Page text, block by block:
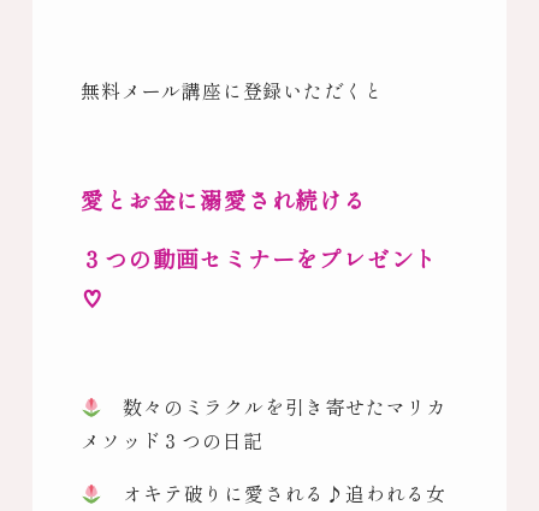
無料メール講座に登録いただくと
愛とお金に溺愛され続ける
３つの動画セミナーをプレゼント
♡
数々のミラクルを引き寄せたマリカ
メソッド３つの日記
オキテ破りに愛される♪追われる女